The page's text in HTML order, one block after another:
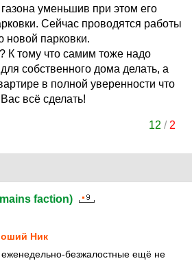
уменьшив при этом его
Сейчас проводятся работы
новой парковки.
К тому что самим тоже надо
собственного дома делать, а
в полной уверенности что
всё сделать!
12 / 2
faction)
Ник
еженедельно-безжалостные ещё не